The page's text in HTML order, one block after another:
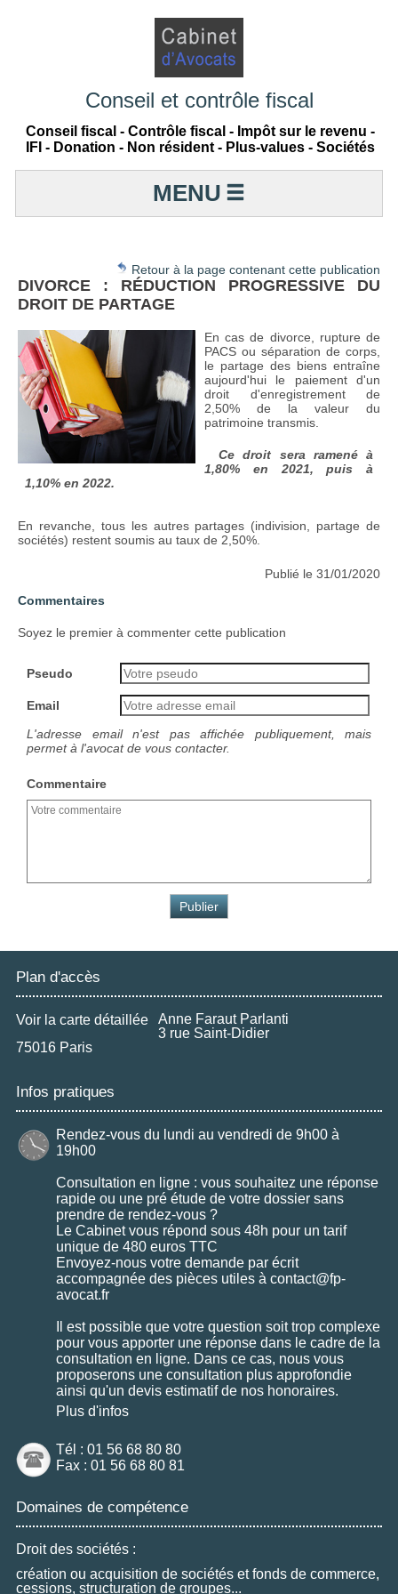
Conseil et contrôle fiscal
Conseil fiscal - Contrôle fiscal - Impôt sur le revenu -
IFI - Donation - Non résident - Plus-values - Sociétés
MENU
Retour à la page contenant cette publication
DIVORCE : RÉDUCTION PROGRESSIVE DU
DROIT DE PARTAGE
En cas de divorce, rupture de
PACS ou séparation de corps,
le partage des biens entraîne
aujourd'hui le paiement d'un
droit d'enregistrement de
2,50% de la valeur du
patrimoine transmis.
Ce droit sera ramené à
1,80% en 2021, puis à
1,10% en 2022.
En revanche, tous les autres partages (indivision, partage de
sociétés) restent soumis au taux de 2,50%.
Publié le 31/01/2020
Commentaires
Soyez le premier à commenter cette publication
Pseudo
Email
L'adresse email n'est pas affichée publiquement, mais
permet à l'avocat de vous contacter.
Commentaire
Plan d'accès
Voir la carte détaillée
Anne Faraut Parlanti
3 rue Saint-Didier
75016 Paris
Infos pratiques
Rendez-vous du lundi au vendredi de 9h00 à
19h00
Consultation en ligne : vous souhaitez une réponse
rapide ou une pré étude de votre dossier sans
prendre de rendez-vous ?
Le Cabinet vous répond sous 48h pour un tarif
unique de 480 euros TTC
Envoyez-nous votre demande par écrit
accompagnée des pièces utiles à contact@fp-
avocat.fr
Il est possible que votre question soit trop complexe
pour vous apporter une réponse dans le cadre de la
consultation en ligne. Dans ce cas, nous vous
proposerons une consultation plus approfondie
ainsi qu'un devis estimatif de nos honoraires.
Plus d'infos
Tél : 01 56 68 80 80
Fax : 01 56 68 80 81
Domaines de compétence
Droit des sociétés :
création ou acquisition de sociétés et fonds de commerce,
cessions, structuration de groupes...